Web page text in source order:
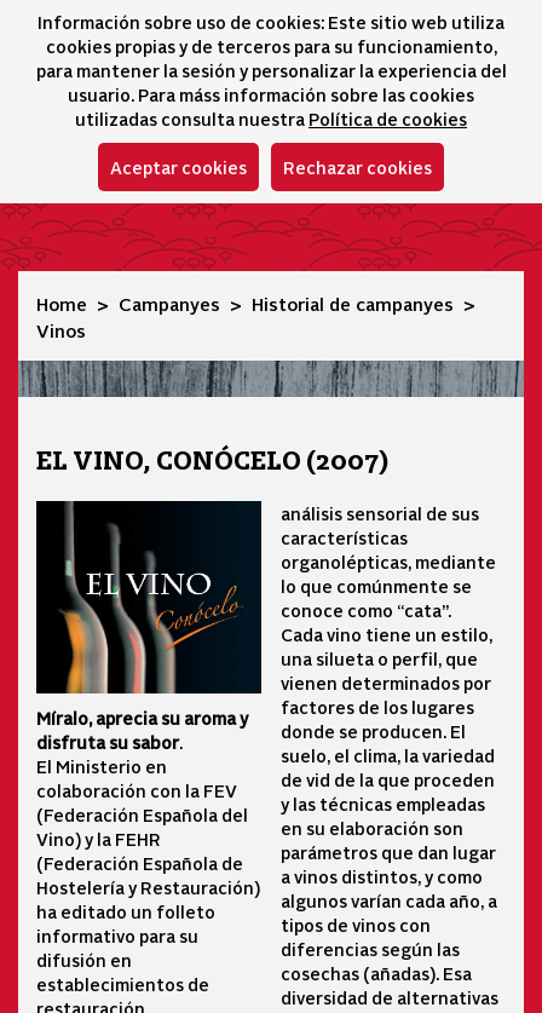
Información sobre uso de cookies: Este sitio web utiliza
cookies propias y de terceros para su funcionamiento,
para mantener la sesión y personalizar la experiencia del
usuario. Para máss información sobre las cookies
utilizadas consulta nuestra Política de cookies
Aceptar cookies Rechazar cookies
Selector idioma
icono
Vinos
Home Campanyes
Historial de campanyes
Vinos
EL VINO, CONÓCELO (2007)
Míralo, aprecia su aroma y
disfruta su sabor.
El Ministerio en
colaboración con la FEV
(Federación Española del
Vino) y la FEHR
(Federación Española de
Hostelería y Restauración)
ha editado un folleto
informativo para su
difusión en
establecimientos de
restauración.
análisis sensorial de sus
características
organolépticas, mediante
lo que comúnmente se
conoce como “cata”.
Cada vino tiene un estilo,
una silueta o perfil, que
vienen determinados por
factores de los lugares
donde se producen. El
suelo, el clima, la variedad
de vid de la que proceden
y las técnicas empleadas
en su elaboración son
parámetros que dan lugar
a vinos distintos, y como
algunos varían cada año, a
tipos de vinos con
diferencias según las
cosechas (añadas). Esa
diversidad de alternativas